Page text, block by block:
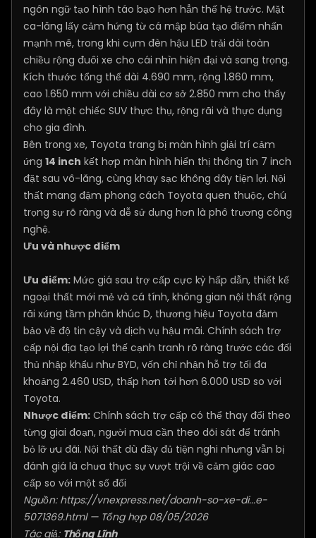
ngôn ngữ tạo hình táo bạo hơn hẳn thế hệ trước. Mặt
ca-lăng lấy cảm hứng từ cá mập búa tạo điểm nhấn
mạnh mẽ, trong khi cụm đèn hậu LED trải dài toàn
chiều rộng đuôi xe cho cái nhìn hiện đại và sang trọng.
Kích thước tổng thể dài 4.690 mm, rộng 1.860 mm,
cao 1.650 mm với chiều dài cơ sở 2.850 mm cho thấy
đây là một chiếc SUV thực thụ, rộng rãi và thực dụng
cho gia đình.
Bên trong xe, Toyota trang bị màn hình giải trí cảm
ứng 14 inch kết hợp màn hình hiển thị thông tin 7 inch
đặt sau vô-lăng, cùng khay sạc không dây tiện lợi. Nội
thất mang đậm phong cách Toyota quen thuộc, chú
trọng sự rõ ràng và dễ sử dụng hơn là phô trương công
nghệ.
Ưu và nhược điểm
Ưu điểm: Mức giá sau trợ cấp cực kỳ hấp dẫn, thiết kế
ngoại thất mới mẻ và cá tính, không gian nội thất rộng
rãi xứng tầm phân khúc D, thương hiệu Toyota đảm
bảo về độ tin cậy và dịch vụ hậu mãi. Chính sách trợ
cấp nội địa tạo lợi thế cạnh tranh rõ ràng trước các đối
thủ nhập khẩu như BYD, vốn chỉ nhận hỗ trợ tối đa
khoảng 2.460 USD, thấp hơn tới hơn 6.000 USD so với
Toyota.
Nhược điểm: Chính sách trợ cấp có thể thay đổi theo
từng giai đoạn, người mua cần theo dõi sát để tránh
bỏ lỡ ưu đãi. Nội thất dù đầy đủ tiện nghi nhưng vẫn bị
đánh giá là chưa thực sự vượt trội về cảm giác cao
cấp so với một số đối
Nguồn: https://vnexpress.net/doanh-so-xe-di...e-
5071369.html— Tổng hợp 08/05/2026
Tác giả: Thống Lĩnh